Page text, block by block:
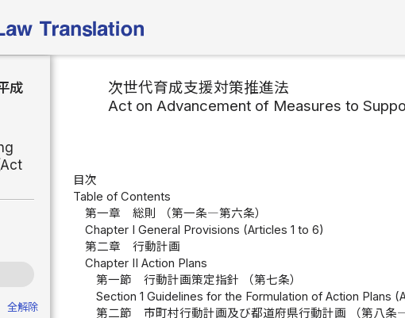
成
全解除
次世代育成支援対策推進法
Act on Advancement of Measures to
目次
Table of Contents
第一章 総則 （第一条―第六条）
Chapter I General Provisions (Articles 1 to 6)
第二章 行動計画
Chapter II Action Plans
第一節 行動計画策定指針 （第七条）
Section 1 Guidelines for the Formulation of Action Plans
第二節 市町村行動計画及び都道府県行動計画 （第八条―